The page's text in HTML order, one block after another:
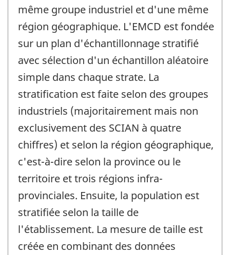
même groupe industriel et d'une même
région géographique. L'EMCD est fondée
sur un plan d'échantillonnage stratifié
avec sélection d'un échantillon aléatoire
simple dans chaque strate. La
stratification est faite selon des groupes
industriels (majoritairement mais non
exclusivement des SCIAN à quatre
chiffres) et selon la région géographique,
c'est-à-dire selon la province ou le
territoire et trois régions infra-
provinciales. Ensuite, la population est
stratifiée selon la taille de
l'établissement. La mesure de taille est
créée en combinant des données